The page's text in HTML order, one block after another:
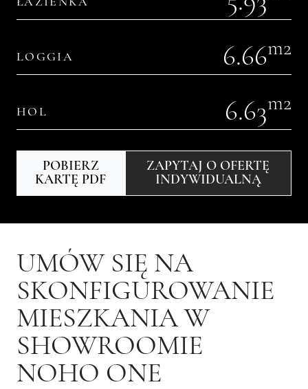
LOGGIA 6.66m2
HOL 6.63m2
POBIERZ
KARTĘ PDF
ZAPYTAJ O OFERTĘ
INDYWIDUALNĄ
UMÓW SIĘ NA
SKONFIGUROWANIE
MIESZKANIA W
SHOWROOMIE
NOHO ONE